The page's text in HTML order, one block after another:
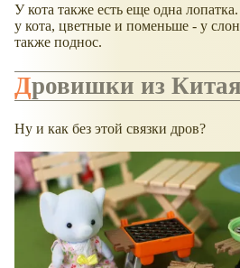
У кота также есть еще одна
у кота, цветные и поменьше - у
также поднос.
Дровишки из Китая
Ну и как без этой связки дров?